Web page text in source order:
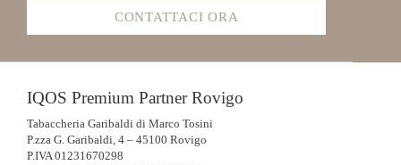
CONTATTACI ORA
IQOS Premium Partner Rovigo
Tabaccheria Garibaldi di Marco Tosini
P.zza G. Garibaldi, 4 – 45100 Rovigo
P.IVA 01231670298